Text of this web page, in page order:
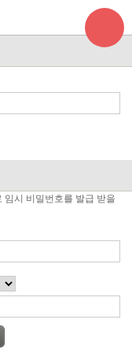
임시 비밀번호를 발급 받을